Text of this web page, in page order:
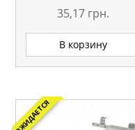
35,17 грн.
В корзину
ОЖИДАЕТСЯ